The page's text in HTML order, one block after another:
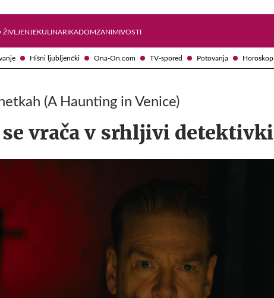
Hišni ljubljenčki Ona-On.com TV-spored Potovanja Horoskop
ŽIVLJENJEKULINARIKADOMZANIMIVOSTI
(A Haunting in Venice)
vrača v srhljivi detektivki